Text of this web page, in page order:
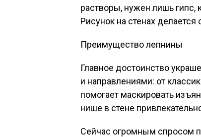
растворы, нужен лишь
Рисунок на стенах
Преимущество лепнины
Главное достоинство
и направлениями: от
помогает маскировать
нише в стене
Сейчас огромным спросом